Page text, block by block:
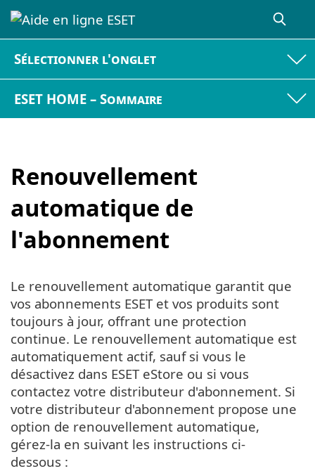
Sélectionner l'onglet
ESET HOME – Sommaire
Renouvellement
automatique de
l'abonnement
Le renouvellement automatique garantit que
vos abonnements ESET et vos produits sont
toujours à jour, offrant une protection
continue. Le renouvellement automatique est
automatiquement actif, sauf si vous le
désactivez dans ESET eStore ou si vous
contactez votre distributeur d'abonnement. Si
votre distributeur d'abonnement propose une
option de renouvellement automatique,
gérez-la en suivant les instructions ci-
dessous :